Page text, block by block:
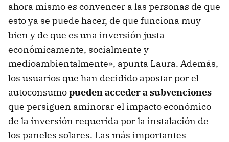
ahora mismo es convencer a las personas de que
esto ya se puede hacer, de que funciona muy
bien y de que es una inversión justa
económicamente, socialmente y
medioambientalmente», apunta Laura. Además,
los usuarios que han decidido apostar por el
autoconsumopueden acceder a subvenciones
que persiguen aminorar el impacto económico
de la inversión requerida por la instalación de
los paneles solares. Las más importantes